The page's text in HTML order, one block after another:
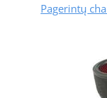
Pagerintų